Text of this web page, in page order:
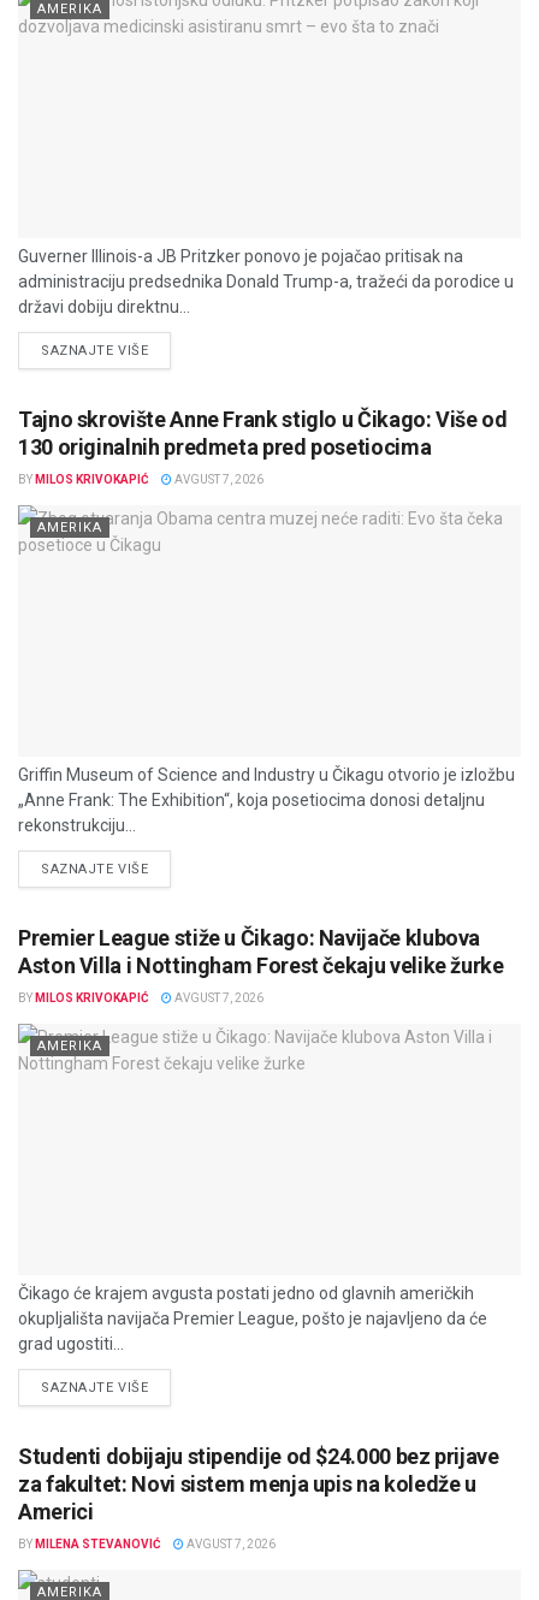
AMERIKA
Guverner Illinois-a JB Pritzker ponovo je pojačao pritisak na
administraciju predsednika Donald Trump-a, tražeći da porodice u
državi dobiju direktnu...
SAZNAJTE VIŠEDETAILS
Tajno skrovište Anne Frank stiglo u Čikago: Više od
130 originalnih predmeta pred posetiocima
BY MILOS KRIVOKAPIĆ AVGUST 7, 2026
AMERIKA
Griffin Museum of Science and Industry u Čikagu otvorio je izložbu
„Anne Frank: The Exhibition“, koja posetiocima donosi detaljnu
rekonstrukciju...
SAZNAJTE VIŠEDETAILS
Premier League stiže u Čikago: Navijače klubova
Aston Villa i Nottingham Forest čekaju velike žurke
BY MILOS KRIVOKAPIĆ AVGUST 7, 2026
AMERIKA
Čikago će krajem avgusta postati jedno od glavnih američkih
okupljališta navijača Premier League, pošto je najavljeno da će
grad ugostiti...
SAZNAJTE VIŠEDETAILS
Studenti dobijaju stipendije od $24.000 bez prijave
za fakultet: Novi sistem menja upis na koledže u
Americi
BY MILENA STEVANOVIĆ AVGUST 7, 2026
AMERIKA